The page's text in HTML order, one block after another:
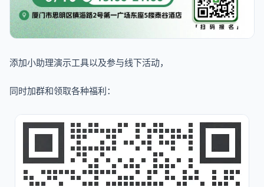
添加小助理演示工具以及参与线下活动，
同时加群和领取各种福利：